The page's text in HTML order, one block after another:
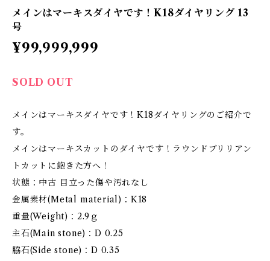
メインはマーキスダイヤです！K18ダイヤリング 13
号
¥99,999,999
SOLD OUT
メインはマーキスダイヤです！K18ダイヤリングのご紹介で
す。
メインはマーキスカットのダイヤです！ラウンドブリリアン
トカットに飽きた方へ！
状態：中古 目立った傷や汚れなし
金属素材(Metal material)：K18
重量(Weight)：2.9ｇ
主石(Main stone)：D 0.25
脇石(Side stone)：D 0.35